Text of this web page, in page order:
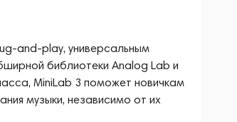
and-play, универсальным
библиотеки Analog Lab и
MiniLab 3 поможет новичкам
музыки, независимо от их